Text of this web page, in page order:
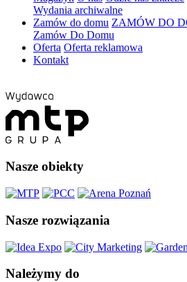
Wydania archiwalne
Zamów do domu ZAMÓW DO
Zamów Do Domu
Oferta Oferta reklamowa
Kontakt
Nasze obiekty
Nasze rozwiązania
Należymy do